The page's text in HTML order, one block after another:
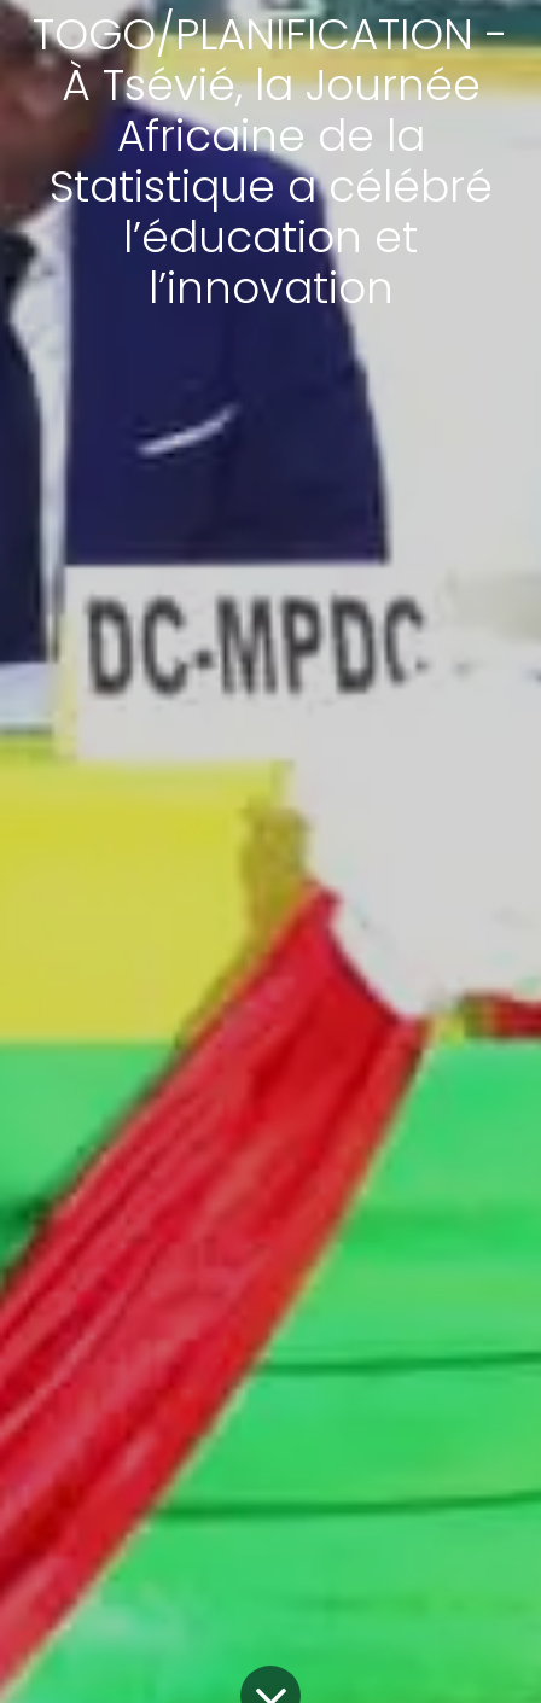
TOGO/PLANIFICATION -
À Tsévié, la Journée
Africaine de la
Statistique a célébré
l’éducation et
l’innovation